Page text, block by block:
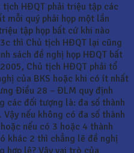
HĐQT phải triệu tập các
mỗi quý phải họp một lần
tập họp bất cứ khi nào
thì Chủ tịch HĐQT lại cũng
sách đề nghị họp HĐQT bất
Chủ tịch HĐQT phải tổ
của BKS hoặc khi có ít nhất
Điều 28 – ĐLM quy định
các đối tượng là: đa số thành
nếu không có đa số thành
nếu có 3 hoặc 4 thành
khác 2 thì chẳng lẽ đề nghị